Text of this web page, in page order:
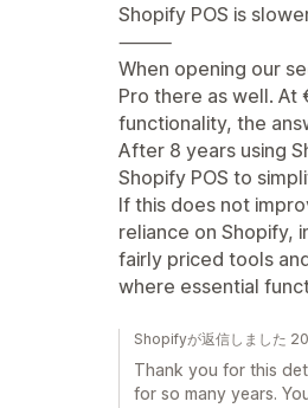
Shopify POS is
⸻
When opening our
Pro there as well.
functionality, the
After 8 years using
Shopify POS to
If this does not
reliance on Shopify,
fairly priced tools
where essential
Shopifyが返信しました
Thank you for this
for so many years.